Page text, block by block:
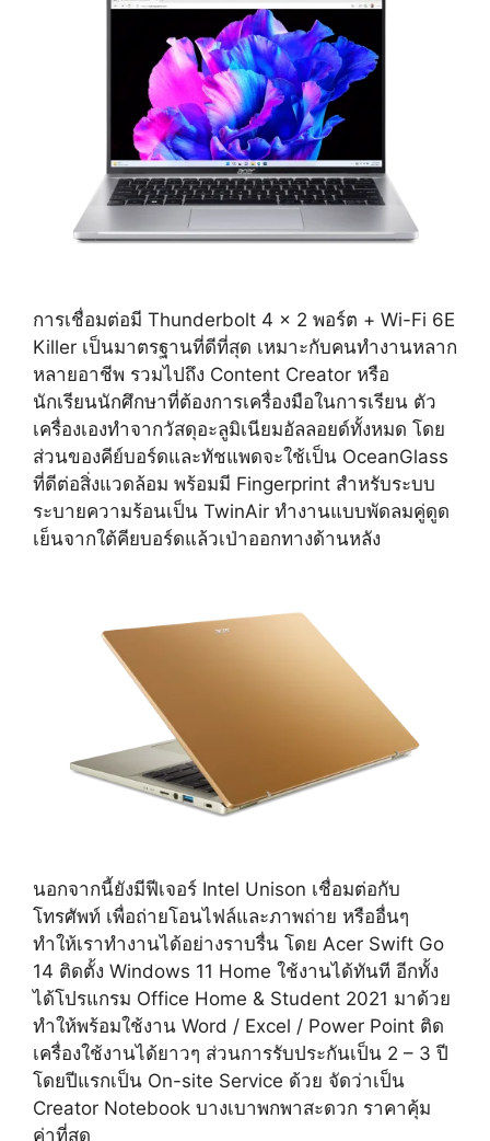
การเชื่อมต่อมี Thunderbolt 4 x 2 พอร์ต + Wi-Fi 6E
Killer เป็นมาตรฐานที่ดีที่สุด เหมาะกับคนทำงานหลาก
หลายอาชีพ รวมไปถึง Content Creator หรือ
นักเรียนนักศึกษาที่ต้องการเครื่องมือในการเรียน ตัว
เครื่องเองทำจากวัสดุอะลูมิเนียมอัลลอยด์ทั้งหมด โดย
ส่วนของคีย์บอร์ดและทัชแพดจะใช้เป็น OceanGlass
ที่ดีต่อสิ่งแวดล้อม พร้อมมี Fingerprint สำหรับระบบ
ระบายความร้อนเป็น TwinAir ทำงานแบบพัดลมคู่ดูด
เย็นจากใต้คียบอร์ดแล้วเป่าออกทางด้านหลัง
นอกจากนี้ยังมีฟีเจอร์ Intel Unison เชื่อมต่อกับ
โทรศัพท์ เพื่อถ่ายโอนไฟล์และภาพถ่าย หรืออื่นๆ
ทำให้เราทำงานได้อย่างราบรื่น โดย Acer Swift Go
14 ติดตั้ง Windows 11 Home ใช้งานได้ทันที อีกทั้ง
ได้โปรแกรม Office Home & Student 2021 มาด้วย
ทำให้พร้อมใช้งาน Word / Excel / Power Point ติด
เครื่องใช้งานได้ยาวๆ ส่วนการรับประกันเป็น 2 – 3 ปี
โดยปีแรกเป็น On-site Service ด้วย จัดว่าเป็น
Creator Notebook บางเบาพกพาสะดวก ราคาคุ้ม
ค่าที่สุด